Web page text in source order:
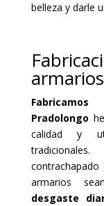
belleza y darle
Pradolongo
calidad y
armarios
desgaste